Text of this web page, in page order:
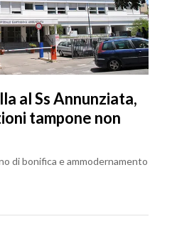
al Ss Annunziata,
tampone non
di bonifica e ammodernamento